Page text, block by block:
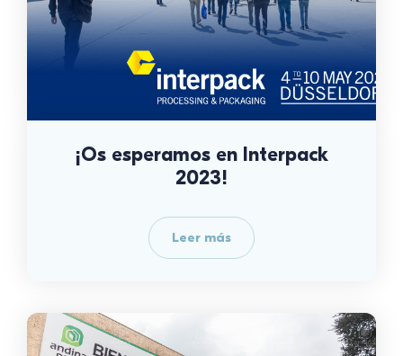
¡Os esperamos en Interpack
2023!
Leer más